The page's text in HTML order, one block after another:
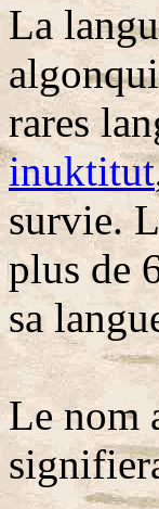
La
rares
inuktitut
survie.
plus de
sa
Le nom